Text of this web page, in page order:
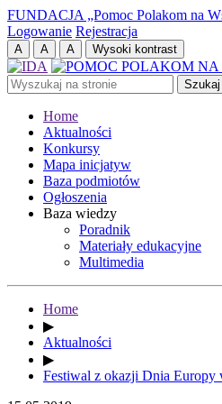
FUNDACJA „Pomoc Polakom na
Logowanie Rejestracja
Home
Aktualności
Konkursy
Mapa inicjatyw
Baza podmiotów
Ogłoszenia
Baza wiedzy
Poradnik
Materiały edukacyjne
Multimedia
Home
▶
Aktualności
▶
Festiwal z okazji Dnia